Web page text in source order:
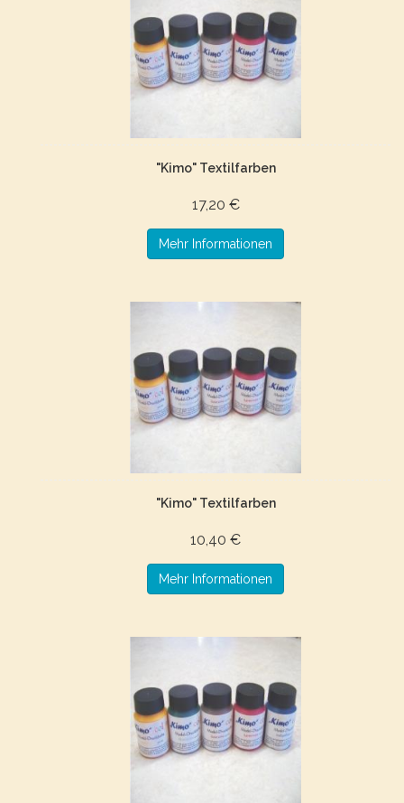
"Kimo" Textilfarben
17,20 €
Mehr Informationen
"Kimo" Textilfarben
10,40 €
Mehr Informationen